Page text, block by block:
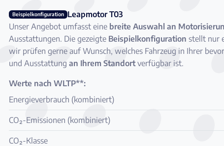
Beispielkonfiguration Leapmotor T03
Unser Angebot umfasst eine breite Auswahl an
Ausstattungen. Die gezeigte Beispielkonfiguration stellt nur
wir prüfen gerne auf Wunsch, welches Fahrzeug in Ihrer
und Ausstattung an Ihrem Standortverfügbar ist.
Werte nach WLTP**:
Energieverbrauch (kombiniert)
CO₂-Emissionen (kombiniert)
CO₂-Klasse